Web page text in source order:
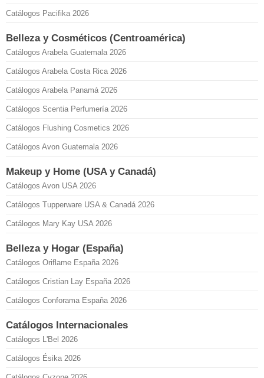
Catálogos Pacifika 2026
Belleza y Cosméticos (Centroamérica)
Catálogos Arabela Guatemala 2026
Catálogos Arabela Costa Rica 2026
Catálogos Arabela Panamá 2026
Catálogos Scentia Perfumería 2026
Catálogos Flushing Cosmetics 2026
Catálogos Avon Guatemala 2026
Makeup y Home (USA y Canadá)
Catálogos Avon USA 2026
Catálogos Tupperware USA & Canadá 2026
Catálogos Mary Kay USA 2026
Belleza y Hogar (España)
Catálogos Oriflame España 2026
Catálogos Cristian Lay España 2026
Catálogos Conforama España 2026
Catálogos Internacionales
Catálogos L'Bel 2026
Catálogos Ésika 2026